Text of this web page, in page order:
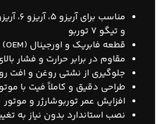
و تیگو 7 توربو
قطعه فابریک و اورجینال (OEM)
مقاوم در برابر حرارت و فشار
جلوگیری از نشتی روغن و افت
طراحی دقیق و کاملاً فیت با
افزایش عمر توربوشارژر و موتور
نصب استاندارد بدون نیاز به